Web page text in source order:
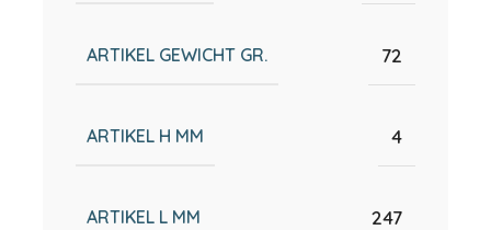
ARTIKEL GEWICHT GR. 72
ARTIKEL H MM 4
ARTIKEL L MM 247